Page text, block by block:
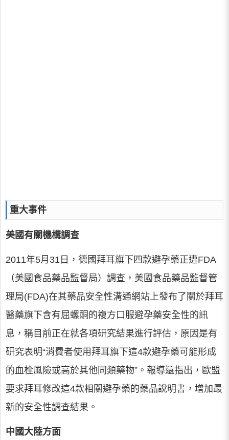
重大事件
美國有關機構調查
2011年5月31日，德國拜耳旗下四款避孕藥正遭FDA
（美國食品藥品監督局）調查，美國食品藥品監督管
理局(FDA)在其藥品安全性溝通網站上發布了關於拜耳
醫藥旗下含有屈螺酮的複方口服避孕藥安全性的訊
息，稱目前正在就各項研究結果進行評估，原因是有
研究表明“消費者使用拜耳旗下這4款避孕藥可能形成
的血栓風險或高於其他同類藥物”。報導還指出，歐盟
要求拜耳修改這4款相關避孕藥的藥品說明書，增加最
新的安全性調查結果。
中國大陸方面